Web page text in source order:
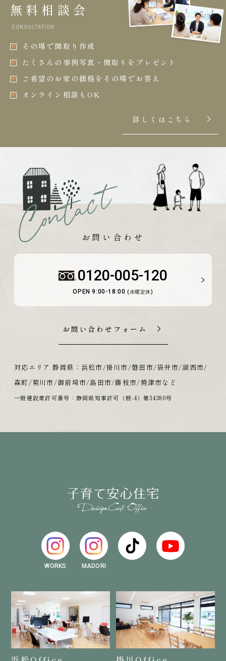
無料相談会
CONSULTATION
その場で間取り作成
たくさんの事例写真・間取りをプレゼント
ご希望のお家の価格をその場でお答え
オンライン相談もOK
詳しくはこちら
お問い合わせ
0120-005-120
OPEN 9:00-18:00 (水曜定休)
お問い合わせフォーム
対応エリア 静岡県：浜松市/掛川市/磐田市/袋井市/湖西市/
森町/菊川市/御前埼市/島田市/藤枝市/焼津市など
一般建設業許可番号：静岡県知事許可（般-4）第34380号
WORKS MADORI